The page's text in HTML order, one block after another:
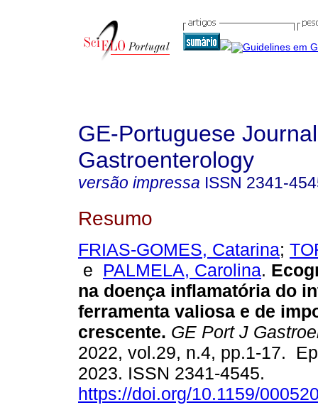
GE-Portuguese
Gastroenterology
versão impressa ISSN 2341-
Resumo
FRIAS-GOMES, Catarina;
e PALMELA, Carolina.
na doença inflamatória do
ferramenta valiosa e de
crescente. GE Port J
2022, vol.29, n.4, pp.1-17.
2023. ISSN 2341-4545.
https://doi.org/10.1159/